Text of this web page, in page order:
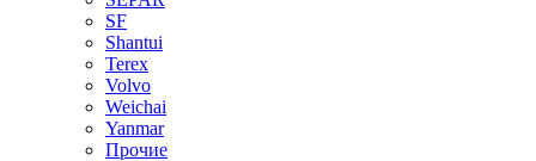
SF
Shantui
Terex
Volvo
Weichai
Yanmar
Прочие